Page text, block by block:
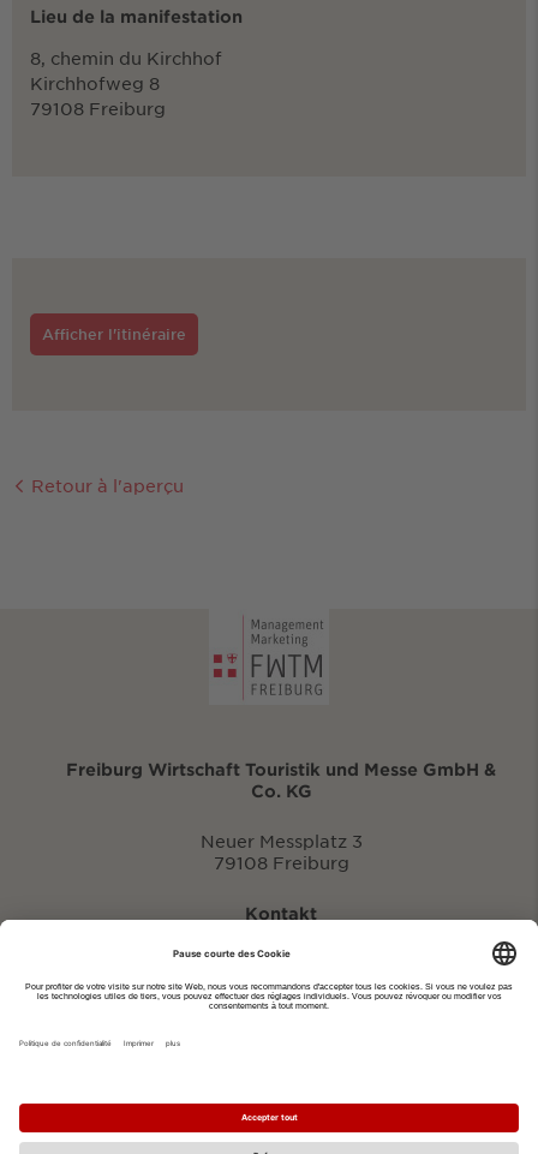
Lieu de la manifestation
8, chemin du Kirchhof
Kirchhofweg 8
79108 Freiburg
Afficher l'itinéraire
Retour à l'aperçu
Freiburg Wirtschaft Touristik und Messe GmbH &
Co. KG
Neuer Messplatz 3
79108 Freiburg
Kontakt
eventportal@fwtm.de
Imprimer